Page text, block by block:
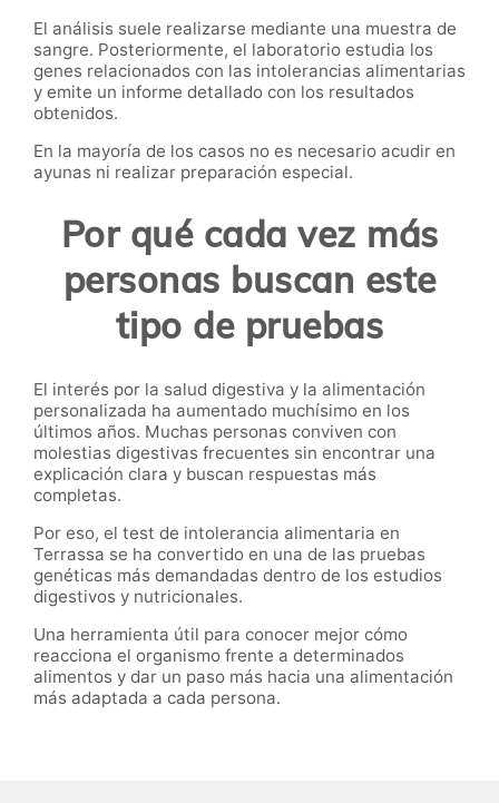
El análisis suele realizarse mediante una muestra de
sangre. Posteriormente, el laboratorio estudia los
genes relacionados con las intolerancias alimentarias
y emite un informe detallado con los resultados
obtenidos.
En la mayoría de los casos no es necesario acudir en
ayunas ni realizar preparación especial.
Por qué cada vez más
personas buscan este
tipo de pruebas
El interés por la salud digestiva y la alimentación
personalizada ha aumentado muchísimo en los
últimos años. Muchas personas conviven con
molestias digestivas frecuentes sin encontrar una
explicación clara y buscan respuestas más
completas.
Por eso, el test de intolerancia alimentaria en
Terrassa se ha convertido en una de las pruebas
genéticas más demandadas dentro de los estudios
digestivos y nutricionales.
Una herramienta útil para conocer mejor cómo
reacciona el organismo frente a determinados
alimentos y dar un paso más hacia una alimentación
más adaptada a cada persona.